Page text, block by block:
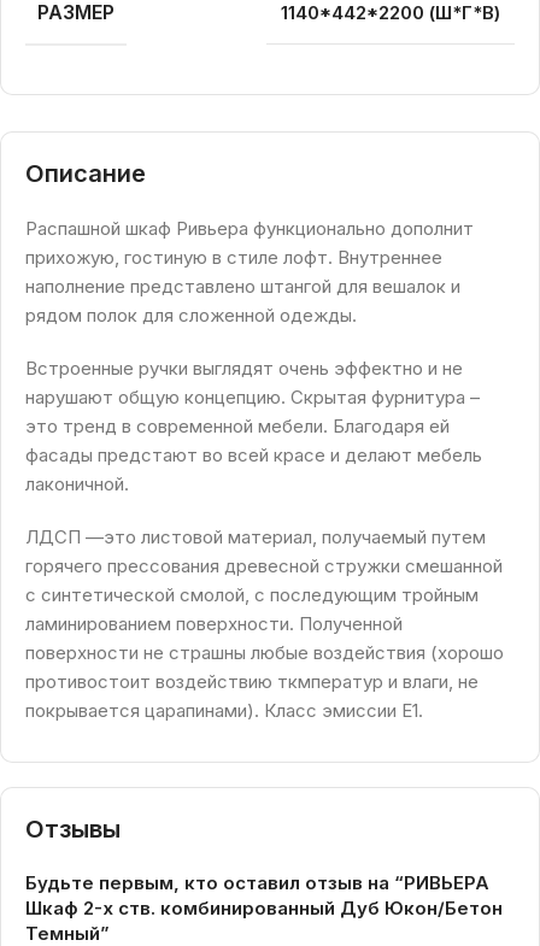
Описание
Распашной шкаф Ривьера функционально дополнит
прихожую, гостиную в стиле лофт. Внутреннее
наполнение представлено штангой для вешалок и
рядом полок для сложенной одежды.
Встроенные ручки выглядят очень эффектно и не
нарушают общую концепцию. Скрытая фурнитура –
это тренд в современной мебели. Благодаря ей
фасады предстают во всей красе и делают мебель
лаконичной.
ЛДСП —это листовой материал, получаемый путем
горячего прессования древесной стружки смешанной
с синтетической смолой, с последующим тройным
ламинированием поверхности. Полученной
поверхности не страшны любые воздействия (хорошо
противостоит воздействию ткмператур и влаги, не
покрывается царапинами). Класс эмиссии Е1.
РАЗМЕР 1140*442*2200 (Ш*Г*В)
Отзывы
Будьте первым, кто оставил отзыв на “РИВЬЕРА
Шкаф 2-х ств. комбинированный Дуб Юкон/Бетон
Темный”